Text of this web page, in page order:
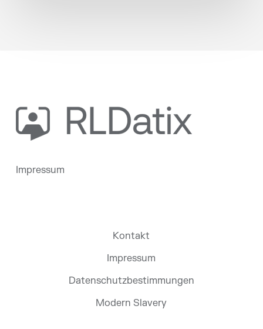
Impressum
Kontakt
Impressum
Datenschutzbestimmungen
Modern Slavery